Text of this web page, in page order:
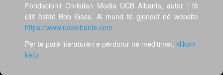
Fondacionit Christian Media UCB Albania, autor i të
cilit është Bob Gass. Ai mund të gjendet në website
https://www.ucbalbania.com
Për të parë literaturën e përdorur në meditimet, klikoni
këtu